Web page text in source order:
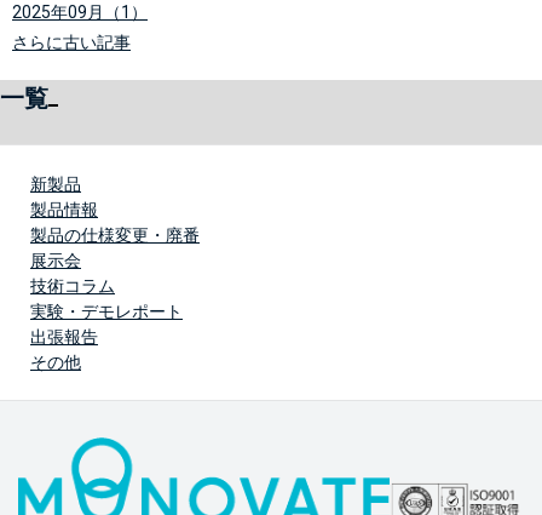
2025年09月（1）
さらに古い記事
一覧
新製品
製品情報
製品の仕様変更・廃番
展示会
技術コラム
実験・デモレポート
出張報告
その他